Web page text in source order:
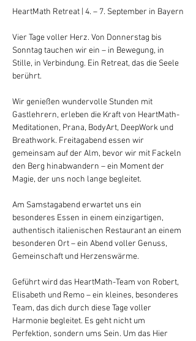
HeartMath Retreat | 4. – 7. September in Bayern
Vier Tage voller Herz. Von Donnerstag bis
Sonntag tauchen wir ein – in Bewegung, in
Stille, in Verbindung. Ein Retreat, das die Seele
berührt.
Wir genießen wundervolle Stunden mit
Gastlehrern, erleben die Kraft von HeartMath-
Meditationen, Prana, BodyArt, DeepWork und
Breathwork. Freitagabend essen wir
gemeinsam auf der Alm, bevor wir mit Fackeln
den Berg hinabwandern – ein Moment der
Magie, der uns noch lange begleitet.
Am Samstagabend erwartet uns ein
besonderes Essen in einem einzigartigen,
authentisch italienischen Restaurant an einem
besonderen Ort – ein Abend voller Genuss,
Gemeinschaft und Herzenswärme.
Geführt wird das HeartMath-Team von Robert,
Elisabeth und Remo – ein kleines, besonderes
Team, das dich durch diese Tage voller
Harmonie begleitet. Es geht nicht um
Perfektion, sondern ums Sein. Um das Hier